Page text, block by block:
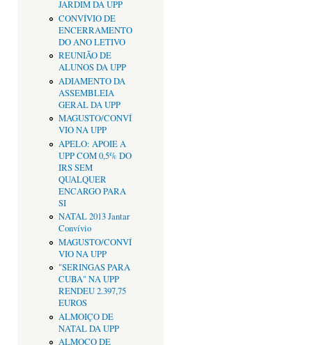
JARDIM DA UPP
CONVÍVIO DE
ENCERRAMENTO
DO ANO LETIVO
REUNIÃO DE
ALUNOS DA UPP
ADIAMENTO DA
ASSEMBLEIA
GERAL DA UPP
MAGUSTO/CONVÍ
VIO NA UPP
APELO: APOIE A
UPP COM 0,5% DO
IRS SEM
QUALQUER
ENCARGO PARA
SI
NATAL 2013 Jantar
Convívio
MAGUSTO/CONVÍ
VIO NA UPP
"SERINGAS PARA
CUBA" NA UPP
RENDEU 2.397,75
EUROS
ALMOIÇO DE
NATAL DA UPP
ALMOÇO DE